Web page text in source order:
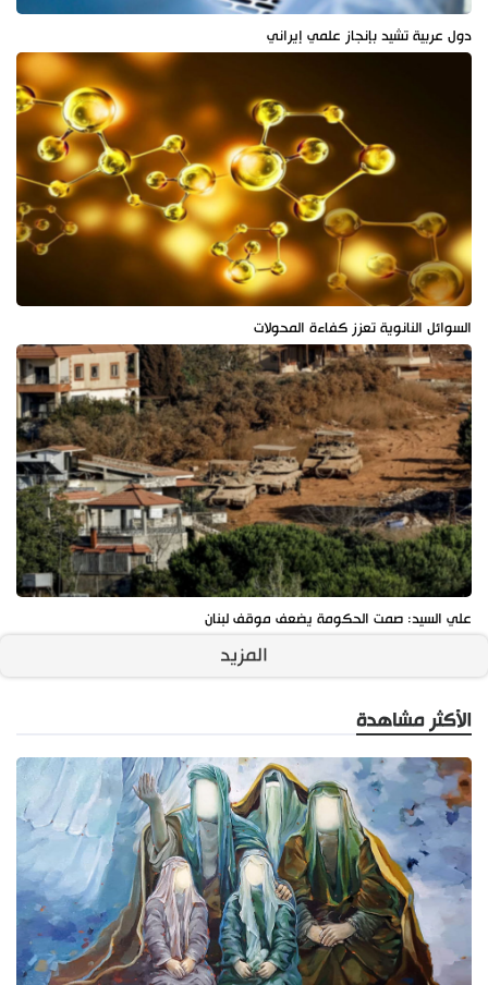
دول عربية تشيد بإنجاز علمي إيراني
السوائل النانوية تعزز كفاءة المحولات
علي السيد: صمت الحكومة يضعف موقف لبنان
المزيد
الأكثر مشاهدة